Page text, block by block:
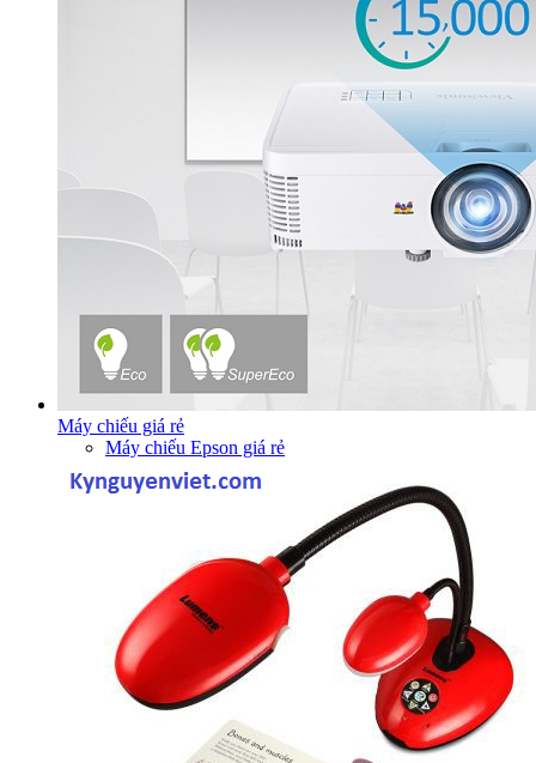
Máy chiếu giá rẻ
Máy chiếu Epson giá rẻ